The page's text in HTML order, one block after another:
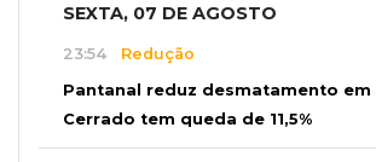
SEXTA, 07 DE AGOSTO
23:54 Redução
Pantanal reduz desmatamento em
Cerrado tem queda de 11,5%